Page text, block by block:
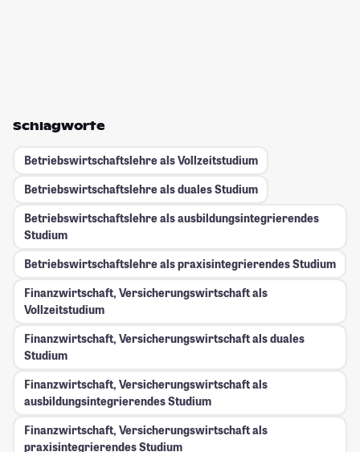
Schlagworte
Betriebswirtschaftslehre als Vollzeitstudium
Betriebswirtschaftslehre als duales Studium
Betriebswirtschaftslehre als ausbildungsintegrierendes
Studium
Betriebswirtschaftslehre als praxisintegrierendes Studium
Finanzwirtschaft, Versicherungswirtschaft als
Vollzeitstudium
Finanzwirtschaft, Versicherungswirtschaft als duales
Studium
Finanzwirtschaft, Versicherungswirtschaft als
ausbildungsintegrierendes Studium
Finanzwirtschaft, Versicherungswirtschaft als
praxisintegrierendes Studium